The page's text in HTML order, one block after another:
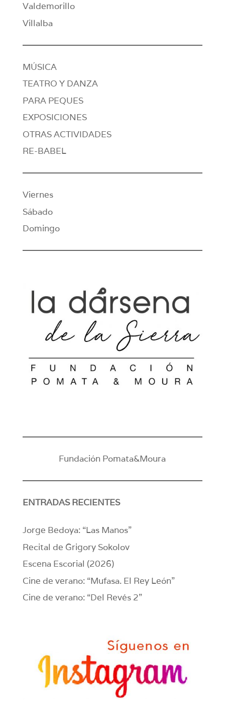
Valdemorillo
Villalba
MÚSICA
TEATRO Y DANZA
PARA PEQUES
EXPOSICIONES
OTRAS ACTIVIDADES
RE-BABEL
Viernes
Sábado
Domingo
Fundación Pomata&Moura
ENTRADAS RECIENTES
Jorge Bedoya: “Las Manos”
Recital de Grigory Sokolov
Escena Escorial (2026)
Cine de verano: “Mufasa. El Rey León”
Cine de verano: “Del Revés 2”